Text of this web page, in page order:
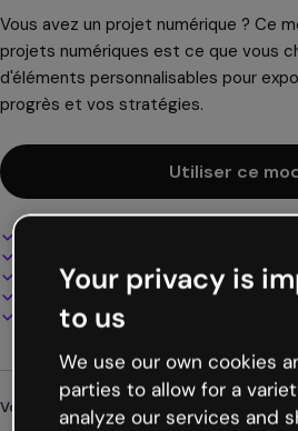
Vous avez un projet numérique ? Ce
projets numériques est ce que vous
d'éléments personnalisables pour
progrès et vos stratégies.
Utiliser ce
Ajoutez audio, vidéo et multimédia
Présentez, partagez ou publiez en
Téléchargez en PDF, MP4 et autres
Vous cherchez autre chose ?
Your privacy is
to us
We use our own cookies
parties to allow for a
analyze our services and